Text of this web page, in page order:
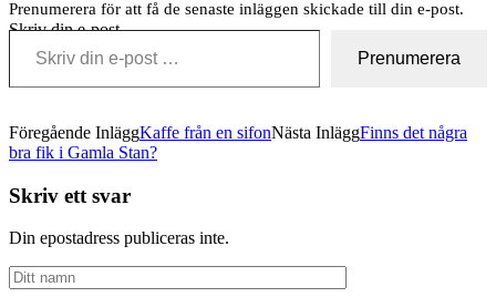
Prenumerera för att få de senaste inläggen skickade till din e-post.
Skriv din e-post …
Prenumerera
Föregående InläggKaffe från en sifonNästa InläggFinns det några
bra fik i Gamla Stan?
Skriv ett svar
Din epostadress publiceras inte.